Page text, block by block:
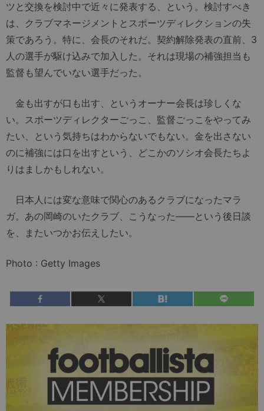
ツと交換を検討中で近々に発表する、という。検討すべき
は、クラブマネージメントとスポーツディレクションの失
策であろう。特に、会長のそれだ。契約解除発表の直前、3
人の選手が駆け込みで加入した。それは現場の補強担当も
監督も望んでいない選手だった。
金も出すが口も出す、というオーナー会長は珍しくな
い。スポーツディレクターごっこ、監督ごっこをやってみ
たい、という気持ちはわからないでもない。金を出さない
のに補強には口を出すという、どこかのソシオ会長たちよ
りはましかもしれない。
日本人には変な意味で関心のあるクラブになったマラ
ガ。あの岡崎のいたクラブ、こうなった――という後日談
を、またいつかお伝えしたい。
Photo : Getty Images